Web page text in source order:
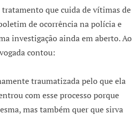
que cuida de vítimas de
de ocorrência na polícia e
investigação ainda em aberto. Ao
contou:
traumatizada pelo que ela
com esse processo porque
mas também quer que sirva